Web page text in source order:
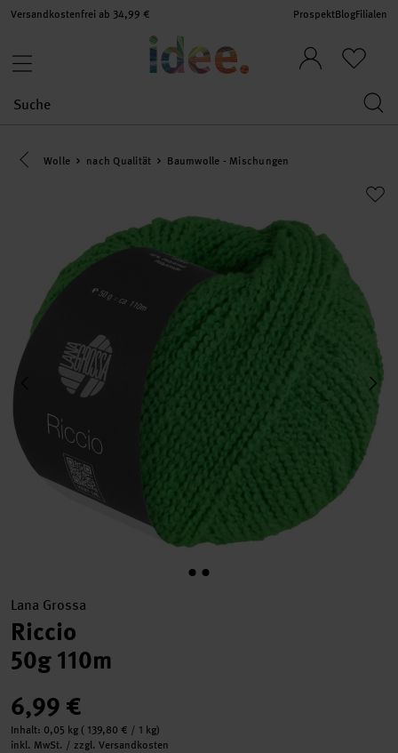
Versandkostenfrei ab 34,99 € ProspektBlogFilialen
Eine Kategorie zurück navigieren
Wolle nach Qualität Baumwolle - Mischungen
Lana Grossa
Riccio
50g 110m
6,99 €
Inhalt: 0,05 kg ( 139,80 € / 1 kg)
inkl. MwSt. / zzgl. Versandkosten